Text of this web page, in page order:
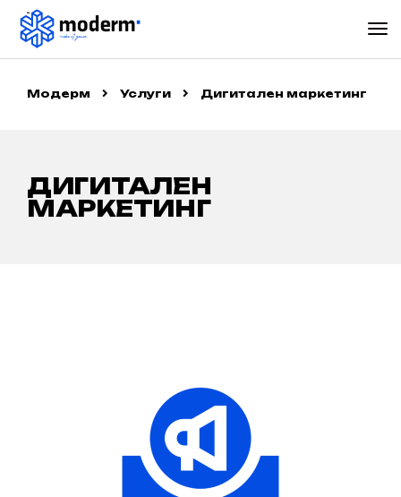
Модерм Услуги Дигитален маркетинг
ДИГИТАЛЕН
МАРКЕТИНГ